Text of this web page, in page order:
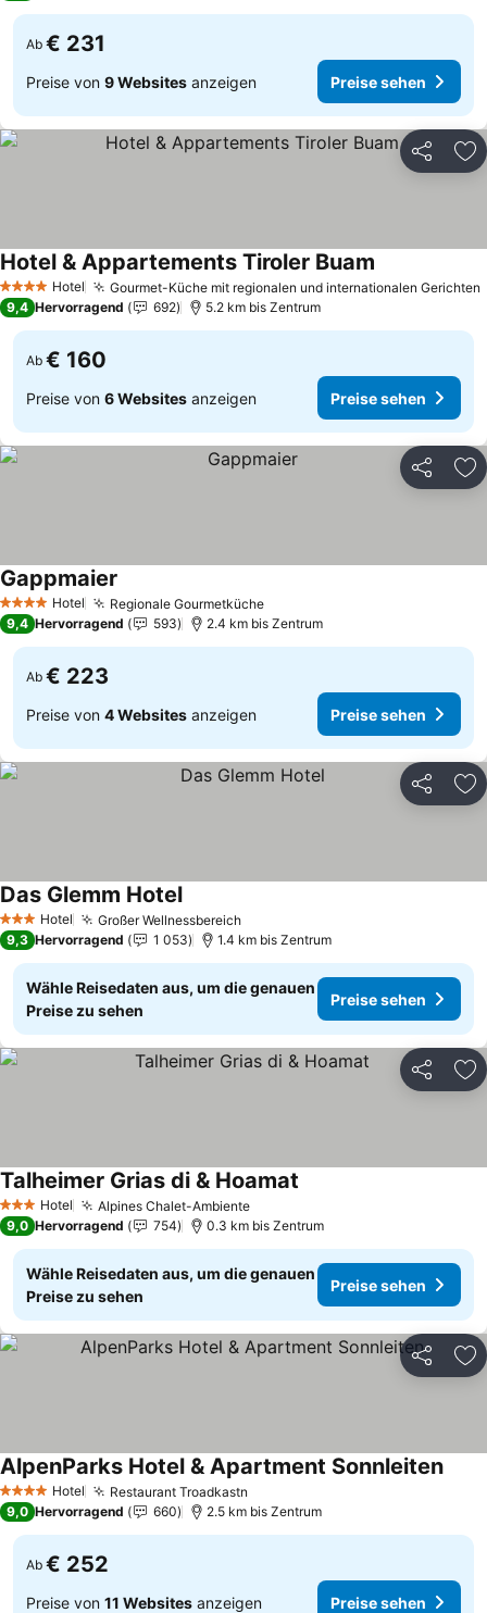
Ab € 231
Preise von 9 Websites anzeigen Preise sehen
Teilen
4 Sterne Hotel Gourmet-Küche mit regionalen und internationalen Gerichten
Hotel & Appartements Tiroler Buam
9,4 Hervorragend 692 5.2 km bis Zentrum
Ab € 160
Preise von 6 Websites anzeigen Preise sehen
Teilen
4 Sterne Hotel Regionale Gourmetküche
Gappmaier
9,4 Hervorragend 593 2.4 km bis Zentrum
Ab € 223
Preise von 4 Websites anzeigen Preise sehen
Teilen
3 SterneHotel Großer Wellnessbereich
Das Glemm Hotel
9,3 Hervorragend 1 053 1.4 km bis Zentrum
Wähle Reisedaten aus, um die genauen
Preise zu sehen
Preise sehen
Teilen
3 SterneHotel Alpines Chalet-Ambiente
Talheimer Grias di & Hoamat
9,0 Hervorragend 754 0.3 km bis Zentrum
Wähle Reisedaten aus, um die genauen
Preise zu sehen
Preise sehen
Teilen
4 Sterne Hotel Restaurant Troadkastn
AlpenParks Hotel & Apartment Sonnleiten
9,0 Hervorragend 660 2.5 km bis Zentrum
Ab € 252
Preise von 11 Websites anzeigen Preise sehen